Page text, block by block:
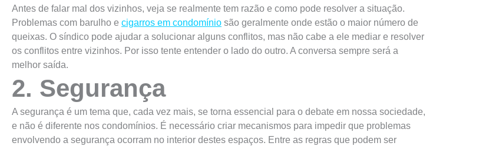
Antes de falar mal dos vizinhos, veja se realmente tem razão e como pode resolver a situação.
Problemas com barulho e cigarros em condomínio são geralmente onde estão o maior número de
queixas. O síndico pode ajudar a solucionar alguns conflitos, mas não cabe a ele mediar e resolver
os conflitos entre vizinhos. Por isso tente entender o lado do outro. A conversa sempre será a
melhor saída.
2. Segurança
A segurança é um tema que, cada vez mais, se torna essencial para o debate em nossa sociedade,
e não é diferente nos condomínios. É necessário criar mecanismos para impedir que problemas
envolvendo a segurança ocorram no interior destes espaços. Entre as regras que podem ser